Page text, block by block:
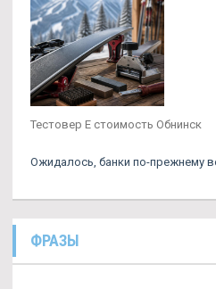
Тестовер Е стоимость Обнинск
Ожидалось, банки по-прежнему
ФРАЗЫ